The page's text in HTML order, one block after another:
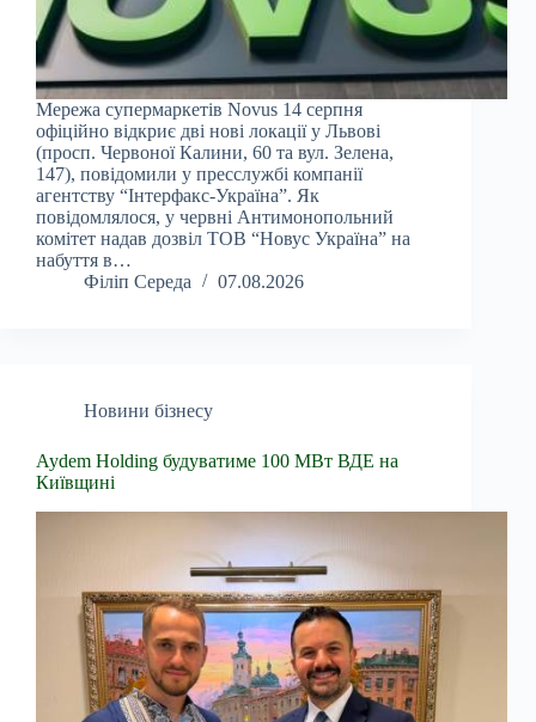
Мережа супермаркетів Novus 14 серпня
офіційно відкриє дві нові локації у Львові
(просп. Червоної Калини, 60 та вул. Зелена,
147), повідомили у пресслужбі компанії
агентству “Інтерфакс-Україна”. Як
повідомлялося, у червні Антимонопольний
комітет надав дозвіл ТОВ “Новус Україна” на
набуття в…
Філіп Середа
07.08.2026
Новини бізнесу
Aydem Holding будуватиме 100 МВт ВДЕ на
Київщині